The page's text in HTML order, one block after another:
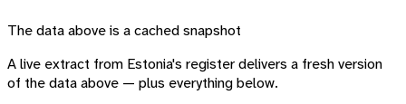
The data above is a cached snapshot
A live extract from Estonia's register delivers a fresh version
of the data above — plus everything below.